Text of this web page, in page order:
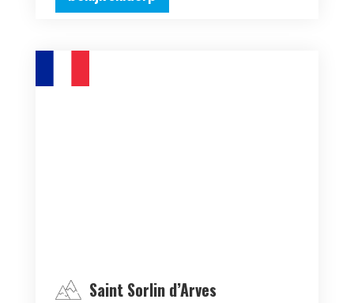
Saint Sorlin d’Arves